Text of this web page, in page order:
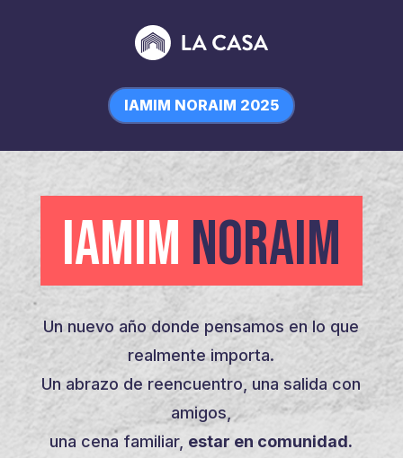
IAMIM NORAIM 2025
IAMIM NORAIM
Un nuevo año donde pensamos en lo que
realmente importa.
Un abrazo de reencuentro, una salida con
amigos,
una cena familiar, estar en comunidad.